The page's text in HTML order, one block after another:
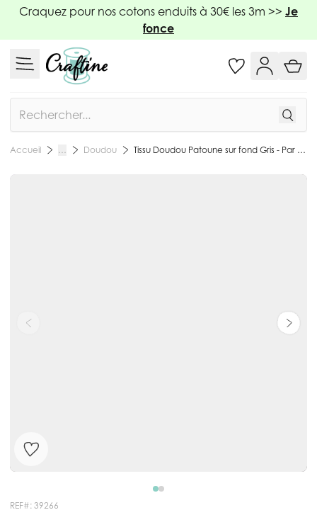
Allez au contenu
Craquez pour nos cotons enduits à 30€ les 3m >> Je
fonce
Accueil … Doudou Tissu Doudou Patoune sur fond Gris - Par 10 cm
REF#: 39266